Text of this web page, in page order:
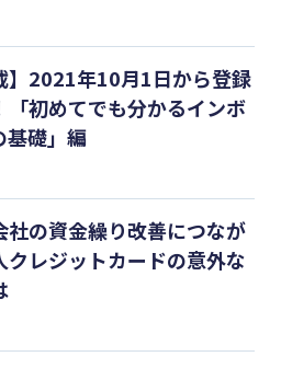
】2021年10月1日から登録
「初めてでも分かるインボ
基礎」編
社の資金繰り改善につなが
クレジットカードの意外な